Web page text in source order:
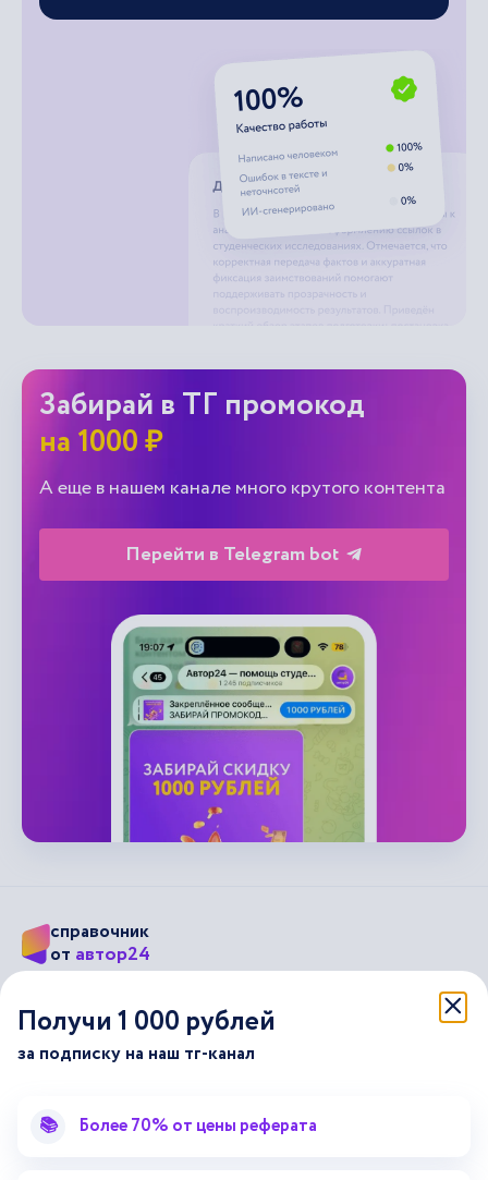
Забирай в ТГ промокод
на 1000 ₽
А еще в нашем канале много крутого контента
Перейти в Telegram bot
справочник
от автор24
Подписывайся на наши соц. сети
Лекторий
Последние статьи
Получи 1 000 рублей
за подписку на наш тг-канал
📚 Более 70% от цены реферата